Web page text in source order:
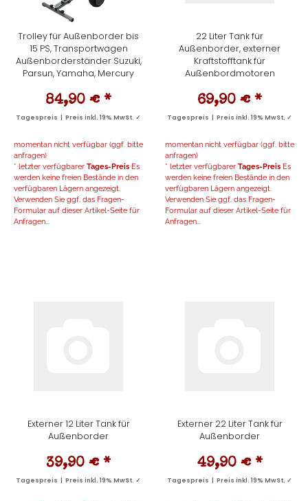
Trolley für Außenborder bis
15 PS, Transportwagen
Außenborderständer Suzuki,
Parsun, Yamaha, Mercury
84,90 € *
Tagespreis | Preis inkl. 19% MwSt. ✓
momentan nicht verfügbar (ggf. bitte
anfragen)
* letzter verfügbarer Tages-Preis Es
werden keine freien Bestände in den
verfügbaren Lägern angezeigt.
Verwenden Sie ggf. das Fragen-
Formular auf dieser Artikel-Seite für
Anfragen...
22 Liter Tank für
Außenborder, externer
Kraftstofftank für
Außenbordmotoren
69,90 € *
Tagespreis | Preis inkl. 19% MwSt. ✓
momentan nicht verfügbar (ggf. bitte
anfragen)
* letzter verfügbarer Tages-Preis Es
werden keine freien Bestände in den
verfügbaren Lägern angezeigt.
Verwenden Sie ggf. das Fragen-
Formular auf dieser Artikel-Seite für
Anfragen...
Externer 12 Liter Tank für
Außenborder
39,90 € *
Tagespreis | Preis inkl. 19% MwSt. ✓
Externer 22 Liter Tank für
Außenborder
49,90 € *
Tagespreis | Preis inkl. 19% MwSt. ✓